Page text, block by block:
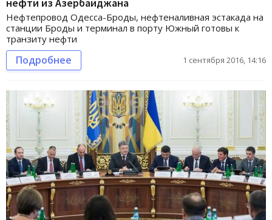
нефти из Азербайджана
Нефтепровод Одесса-Броды, нефтеналивная эстакада на
станции Броды и терминал в порту Южный готовы к
транзиту нефти
Подробнее 1 сентября 2016, 14:16